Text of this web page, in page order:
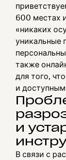
600 местах
«никаких
уникальные
также
для того,
и
и
В связи с